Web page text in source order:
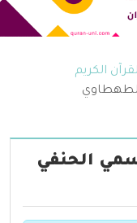
الكريم
الحنفي